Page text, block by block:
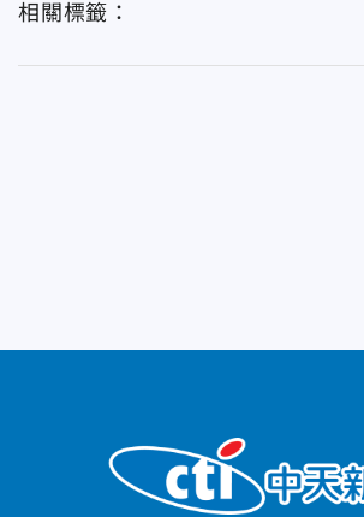
相關標籤：